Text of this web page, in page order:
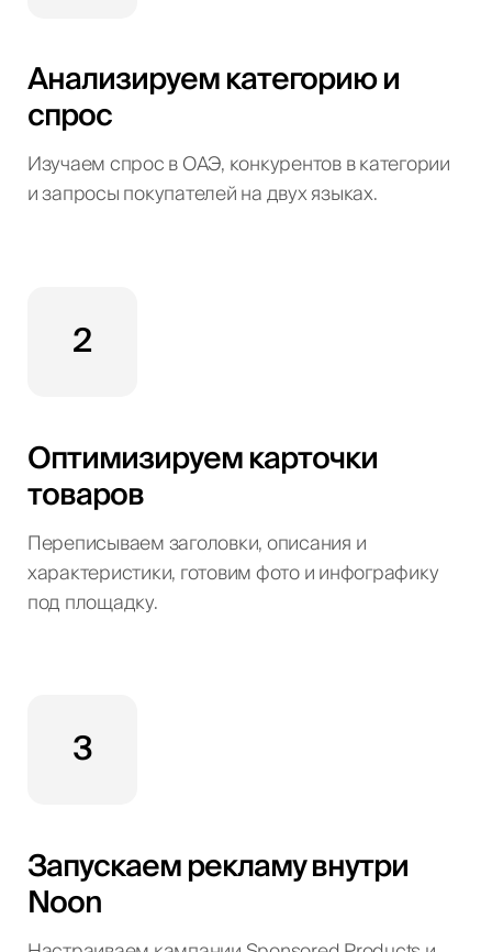
Анализируем категорию и
спрос
Изучаем спрос в ОАЭ, конкурентов в категории
и запросы покупателей на двух языках.
2
Оптимизируем карточки
товаров
Переписываем заголовки, описания и
характеристики, готовим фото и инфографику
под площадку.
3
Запускаем рекламу внутри
Noon